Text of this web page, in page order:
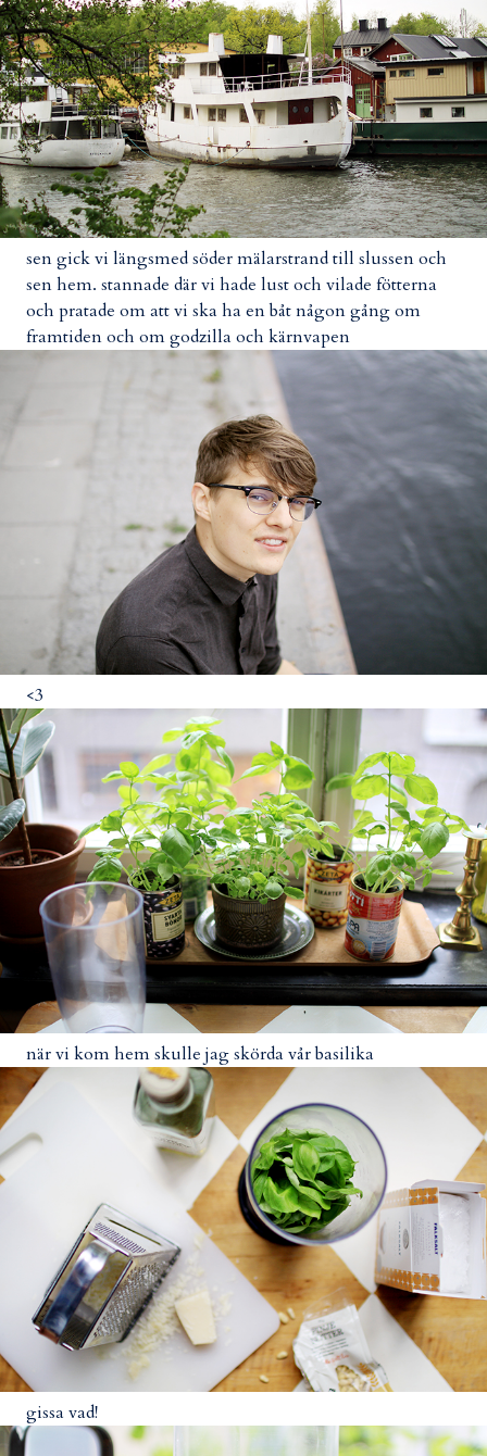
sen gick vi längsmed söder mälarstrand till slussen och
sen hem. stannade där vi hade lust och vilade fötterna
och pratade om att vi ska ha en båt någon gång om
framtiden och om godzilla och kärnvapen
<3
när vi kom hem skulle jag skörda vår basilika
gissa vad!